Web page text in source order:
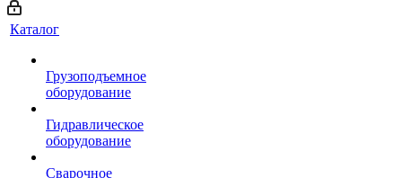
Каталог
Грузоподъемное
оборудование
Гидравлическое
оборудование
Сварочное